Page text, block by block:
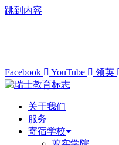
跳到内容
Facebook YouTube 领英
关于我们
服务
寄宿学校